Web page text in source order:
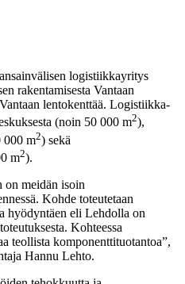
logistiikkayritys
rakentamisesta Vantaan
lentokenttää. Logistiikka-
(noin 50 000 m2),
000 m2) sekä
m2).
on meidän isoin
Kohde toteutetaan
hyödyntäen eli Lehdolla on
Kohteessa
teollista komponenttituotantoa”,
Hannu Lehto.